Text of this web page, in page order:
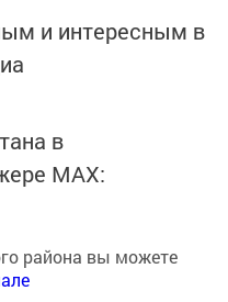
и интересным в
в
MАХ:
района вы можете